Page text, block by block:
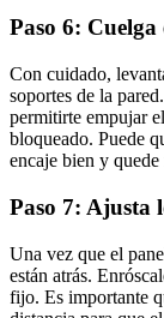
Paso 6: Cuelga
Con cuidado,
soportes de la
permitirte empujar
bloqueado. Puede
encaje bien y
Paso 7: Ajusta
Una vez que el
están atrás.
fijo. Es importante